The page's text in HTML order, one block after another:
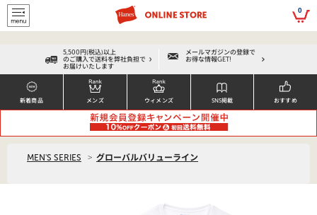
script> 0
5,500円(税込)以上
のご購入で送料を弊社負担で
お届けいたします
メールマガジンの登録で
お得な情報GET!
新着商品 メンズ ウィメンズ SNS掲載 おすすめ
MEN'S SERIES > グローバルバリューライン